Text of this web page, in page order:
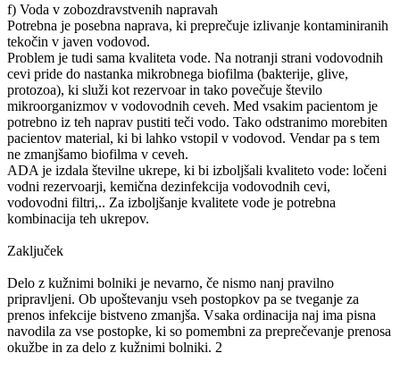
f) Voda v zobozdravstvenih napravah
Potrebna je posebna naprava, ki preprečuje izlivanje kontaminiranih
tekočin v javen vodovod.
Problem je tudi sama kvaliteta vode. Na notranji strani vodovodnih
cevi pride do nastanka mikrobnega biofilma (bakterije, glive,
protozoa), ki služi kot rezervoar in tako povečuje število
mikroorganizmov v vodovodnih ceveh. Med vsakim pacientom je
potrebno iz teh naprav pustiti teči vodo. Tako odstranimo morebiten
pacientov material, ki bi lahko vstopil v vodovod. Vendar pa s tem
ne zmanjšamo biofilma v ceveh.
ADA je izdala številne ukrepe, ki bi izboljšali kvaliteto vode: ločeni
vodni rezervoarji, kemična dezinfekcija vodovodnih cevi,
vodovodni filtri,.. Za izboljšanje kvalitete vode je potrebna
kombinacija teh ukrepov.
Zaključek
Delo z kužnimi bolniki je nevarno, če nismo nanj pravilno
pripravljeni. Ob upoštevanju vseh postopkov pa se tveganje za
prenos infekcije bistveno zmanjša. Vsaka ordinacija naj ima pisna
navodila za vse postopke, ki so pomembni za preprečevanje prenosa
okužbe in za delo z kužnimi bolniki. 2